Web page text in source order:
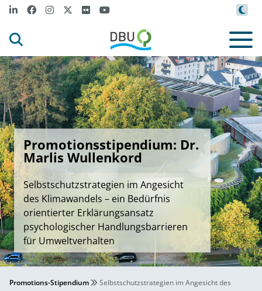
Promotionsstipendium: Dr.
Marlis Wullenkord
Selbstschutzstrategien im Angesicht
des Klimawandels – ein Bedürfnis
orientierter Erklärungsansatz
psychologischer Handlungsbarrieren
für Umweltverhalten
Promotions-Stipendium
Selbstschutzstrategien im Angesicht des